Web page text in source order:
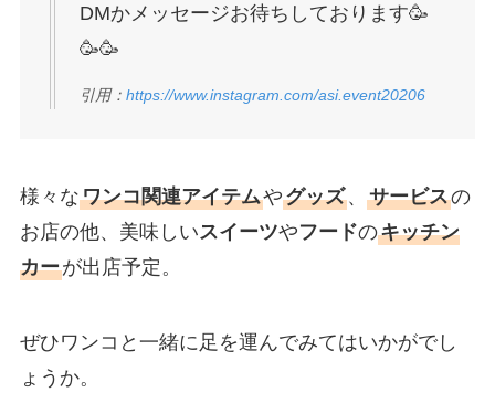
DMかメッセージお待ちしております🥳
🥳🥳
引用： https://www.instagram.com/asi.event20206
様々なワンコ関連アイテムやグッズ、 サービスの
お店の他、美味しいスイーツやフードのキッチン
カーが出店予定。
ぜひワンコと一緒に足を運んでみてはいかがでし
ょうか。